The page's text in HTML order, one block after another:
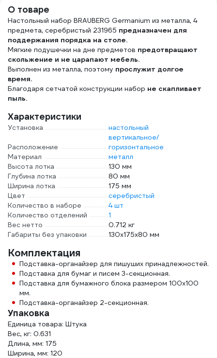
элементами, на
подставке
О товаре
Настольный набор BRAUBERG Germanium из металла, 4
предмета, серебристый 231965 предназначен для
поддержания порядка на столе.
Мягкие подушечки на дне предметов предотвращают
скольжение и не царапают мебель.
Выполнен из металла, поэтому прослужит долгое
время.
Благодаря сетчатой конструкции набор не скапливает
пыль.
Характеристики
Установка настольный
Расположение
вертикальное/
горизонтальное
Материал
металл
Высота лотка
130 мм
Глубина лотка
80 мм
Ширина лотка
175 мм
Цвет
серебристый
Количество в наборе
4 шт
Количество отделений
1
Вес нетто
0.712 кг
Габариты без упаковки
130x175x80 мм
Комплектация
Подставка-органайзер для пишуших принадлежностей.
Подставка для бумаг и писем 3-секционная.
Подставка для бумажного блока размером 100х100
мм.
Подставка-органайзер 2-секционная.
Упаковка
Единица товара: Штука
Вес, кг: 0.631
Длина, мм: 175
Ширина, мм: 120